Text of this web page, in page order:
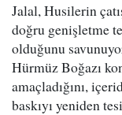
Jalal, Husilerin
doğru genişletme
olduğunu
Hürmüz Boğazı
amaçladığını,
baskıyı yeniden